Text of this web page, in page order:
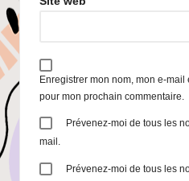
Enregistrer mon nom, mon e-
pour mon prochain commentaire.
Prévenez-moi de tous les
mail.
Prévenez-moi de tous les